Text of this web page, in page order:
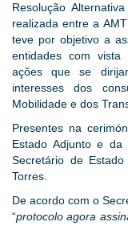
Resolução
realizada entre a
teve por objetivo a
entidades com
ações que se
interesses dos
Mobilidade e dos
Presentes na
Estado Adjunto e
Secretário de
Torres.
De acordo com o
“protocolo agora